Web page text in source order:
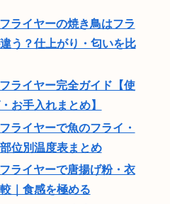
ライヤーの焼き鳥はフラ
う？仕上がり・匂いを比
ライヤー完全ガイド【使
お手入れまとめ】
ライヤーで魚のフライ・
位別温度表まとめ
ライヤーで唐揚げ粉・衣
｜食感を極める